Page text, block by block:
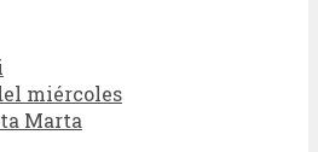
miércoles
Marta